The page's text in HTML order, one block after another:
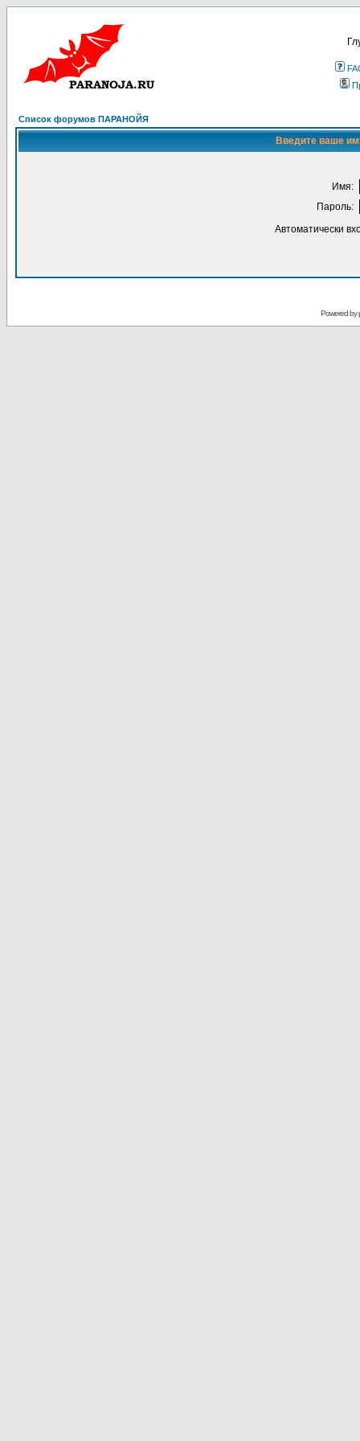
Список форумов ПАРАНОЙЯ
Введите ваше
Имя:
Пароль:
Автоматически
Powered by